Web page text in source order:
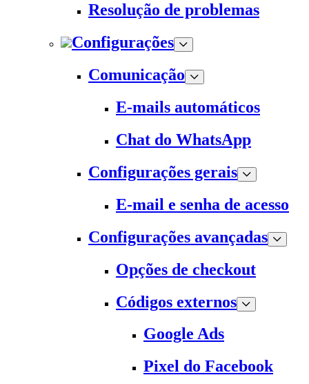
Resolução de problemas
Configurações
Comunicação
E-mails automáticos
Chat do WhatsApp
Configurações gerais
E-mail e senha de acesso
Configurações avançadas
Opções de checkout
Códigos externos
Google Ads
Pixel do Facebook